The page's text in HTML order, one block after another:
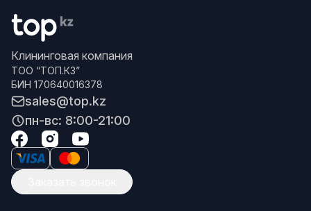
Клининговая компания
ТОО “ТОП.КЗ”
БИН 170640016378
sales@top.kz
пн-вс: 8:00-21:00